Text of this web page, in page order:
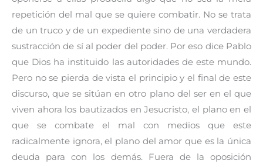
repetición del mal que se quiere combatir. No se trata
de un truco y de un expediente sino de una verdadera
sustracción de sí al poder del poder. Por eso dice Pablo
que Dios ha instituido las autoridades de este mundo.
Pero no se pierda de vista el principio y el final de este
discurso, que se sitúan en otro plano del ser en el que
viven ahora los bautizados en Jesucristo, el plano en el
que se combate el mal con medios que este
radicalmente ignora, el plano del amor que es la única
deuda para con los demás. Fuera de la oposición